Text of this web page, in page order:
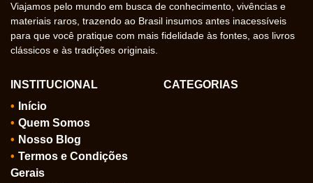
Viajamos pelo mundo em busca de conhecimento, vivências e
materiais raros, trazendo ao Brasil insumos antes inacessíveis
para que você pratique com mais fidelidade às fontes, aos livros
clássicos e às tradições originais.
INSTITUCIONAL
Início
Quem Somos
Nosso Blog
Termos e Condições
Gerais
CATEGORIAS